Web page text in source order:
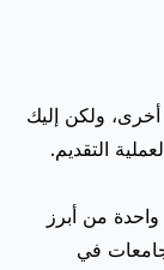
ولكن إليك
التقديم.
من أبرز
في